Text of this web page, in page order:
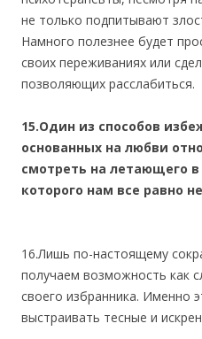
не только подпитывают
Намного полезнее будет
своих переживаниях или
позволяющих расслабиться.
15.Один из способов
основанных на любви
смотреть на летающего
которого нам все равно
16.Лишь по-настоящему
получаем возможность как
своего избранника. Именно
выстраивать тесные и